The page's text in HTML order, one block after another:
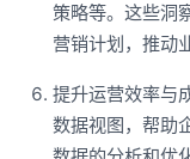
策略等。这些洞
营销计划，推动
提升运营效率与
数据视图，帮助